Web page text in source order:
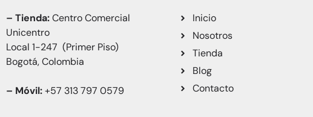
– Tienda:Centro Comercial
Unicentro
Local 1-247 (Primer Piso)
Bogotá, Colombia
– Móvil:+57 313 797 0579
Inicio
Nosotros
Tienda
Blog
Contacto